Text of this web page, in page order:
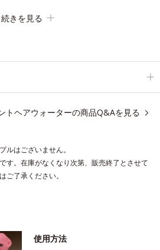
成分「18-MEA(*)」。毎日の生活の中
、サロン帰りのようななめらかさと指
分子ヒアルロン酸配合＝保水力の高い保
続きを見る
トヘアウォーターの商品Q&Aを見る
はございません。
す。在庫がなくなり次第、販売終了とさせて
ご了承ください。
使用方法